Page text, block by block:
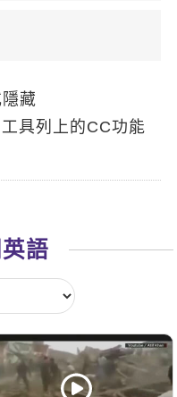
藏
具列上的CC功能
語